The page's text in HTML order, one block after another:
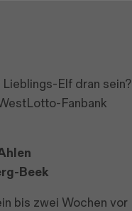
Elf dran sein?
Fanbank
Beek
bis zwei Wochen vor